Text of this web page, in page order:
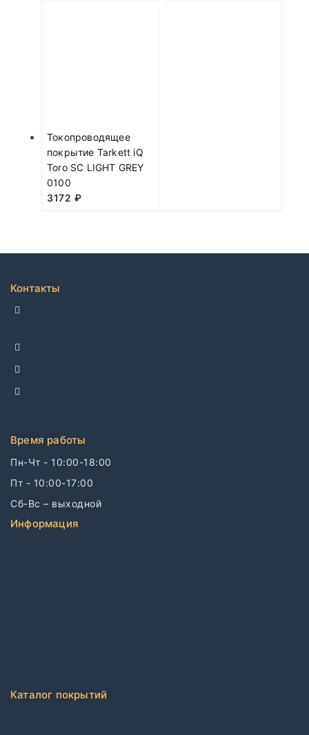
Токопроводящее
покрытие Tarkett iQ
Toro SC LIGHT GREY
0100
3172 ₽
Контакты
Время работы
Пн-Чт - 10:00-18:00
Пт - 10:00-17:00
Сб-Вс – выходной
Информация
Каталог покрытий